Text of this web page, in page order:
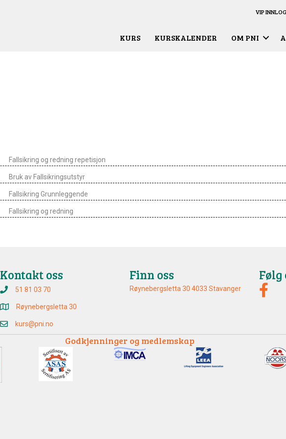
VIP
KURS KURSKALENDER OM PNI
Fallsikring og redning repetisjon
Bruk av Fallsikringsutstyr
Fallsikring Grunnleggende
Fallsikring og redning
Kontakt oss
51 81 03 70
Røynebergsletta 30
kurs@pni.no
Finn oss
Røynebergsletta 30 4033 Stavanger
Følg
Godkjenninger og medlemskap